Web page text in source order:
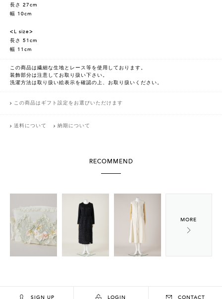
長さ 27cm
幅 10cm
<L size>
長さ 51cm
幅 11cm
この商品は繊細な生地とレース等を使用しております。
装飾部分は注意してお取り扱い下さい。
洗濯方法は取り扱い絵表示を確認の上、お取り扱いください。
この商品はギフト設定をお選びいただけます
送料について 納期について
RECOMMEND
SIGN UP LOGIN CONTACT